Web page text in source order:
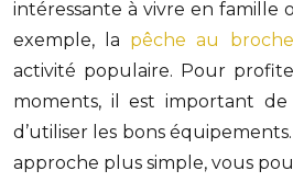
intéressante à vivre en famille
exemple, la pêche au
activité populaire. Pour
moments, il est important
d’utiliser les bons
approche plus simple, vous